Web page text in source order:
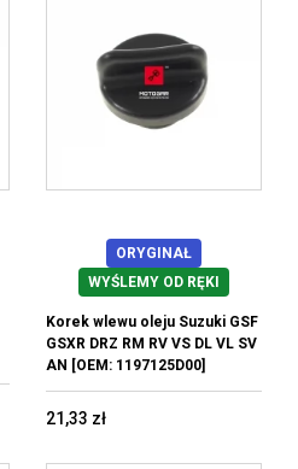
ORYGINAŁ
WYŚLEMY OD RĘKI
Korek wlewu oleju Suzuki GSF
GSXR DRZ RM RV VS DL VL SV
AN [OEM: 1197125D00]
21,33 zł